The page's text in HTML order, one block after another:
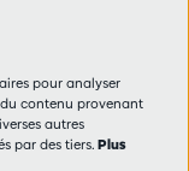
pour analyser
contenu provenant
autres
par des tiers. Plus